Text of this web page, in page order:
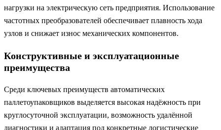
нагрузки на электрическую сеть предприятия. Использование
частотных преобразователей обеспечивает плавность хода
узлов и снижает износ механических компонентов.
Конструктивные и эксплуатационные
преимущества
Среди ключевых преимуществ автоматических
паллетоупаковщиков выделяется высокая надёжность при
круглосуточной эксплуатации, возможность удалённой
диагностики и адаптация под конкретные логистические